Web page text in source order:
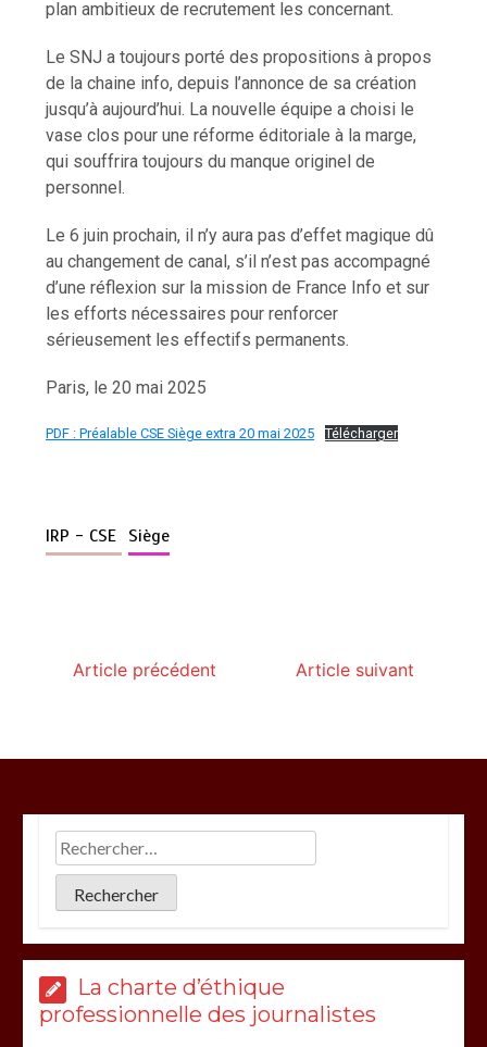
plan ambitieux de recrutement les concernant.
Le SNJ a toujours porté des propositions à propos
de la chaine info, depuis l’annonce de sa création
jusqu’à aujourd’hui. La nouvelle équipe a choisi le
vase clos pour une réforme éditoriale à la marge,
qui souffrira toujours du manque originel de
personnel.
Le 6 juin prochain, il n’y aura pas d’effet magique dû
au changement de canal, s’il n’est pas accompagné
d’une réflexion sur la mission de France Info et sur
les efforts nécessaires pour renforcer
sérieusement les effectifs permanents.
Paris, le 20 mai 2025
PDF : Préalable CSE Siège extra 20 mai 2025 Télécharger
IRP - CSE Siège
Article précédent Article suivant
La charte d’éthique
professionnelle des journalistes